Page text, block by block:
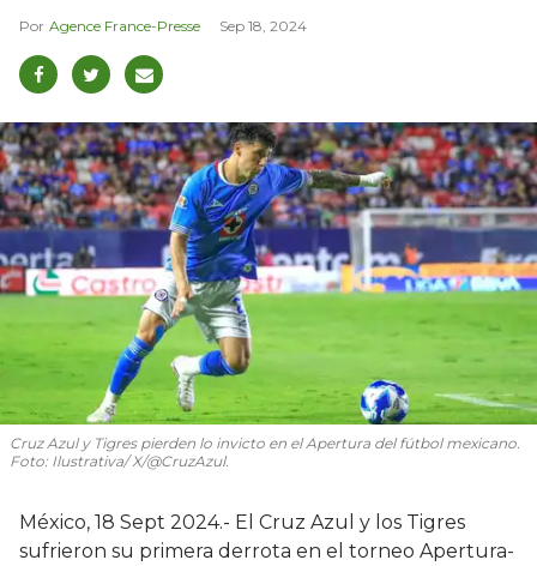
Agence France-Presse Sep 18, 2024
Cruz Azul y Tigres pierden lo invicto en el Apertura del fútbol mexicano.
Foto: Ilustrativa/ X/@CruzAzul.
México, 18 Sept 2024.- El Cruz Azul y los Tigres
sufrieron su primera derrota en el torneo Apertura-